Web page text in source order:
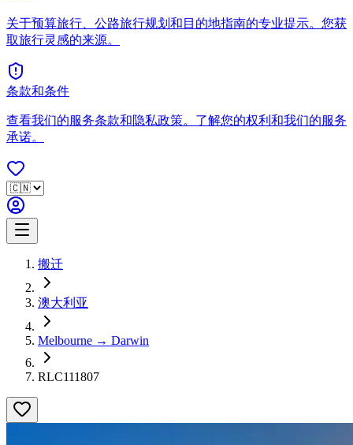
关于预算旅行、公路旅行规划和目的地指南的专业提示。您获
取旅行灵感的来源。
条款和条件
查看我们的服务条款和隐私政策。了解您的权利和我们的服务
承诺。
搬迁
澳大利亚
Melbourne → Darwin
RLC111807